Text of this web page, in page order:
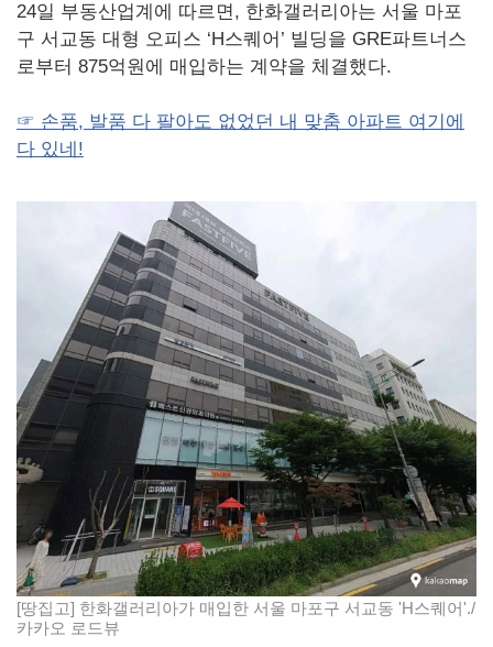
24일 부동산업계에 따르면, 한화갤러리아는 서울 마포
구 서교동 대형 오피스 ‘H스퀘어’ 빌딩을 GRE파트너스
로부터 875억원에 매입하는 계약을 체결했다.
☞ 손품, 발품 다 팔아도 없었던 내 맞춤 아파트 여기에
다 있네!
[땅집고] 한화갤러리아가 매입한 서울 마포구 서교동 'H스퀘어'./
카카오 로드뷰